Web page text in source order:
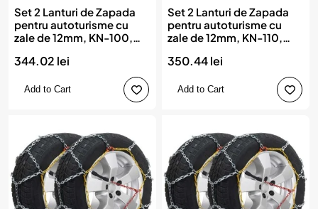
Set 2 Lanturi de Zapada
pentru autoturisme cu
zale de 12mm, KN-100,
344.02 lei
Add to Cart
Set 2 Lanturi de Zapada
pentru autoturisme cu
zale de 12mm, KN-110,
350.44 lei
Add to Cart